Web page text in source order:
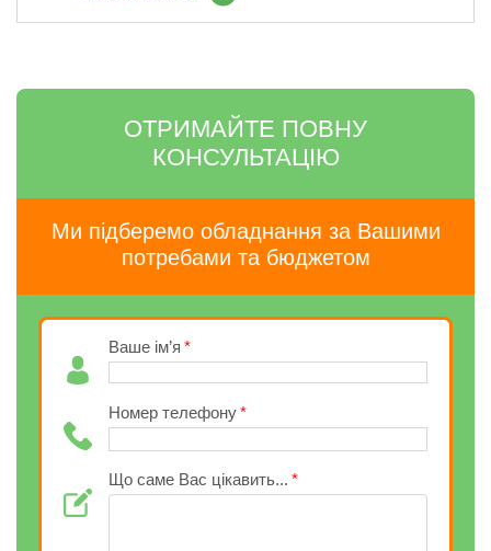
ОТРИМАЙТЕ ПОВНУ
КОНСУЛЬТАЦІЮ
Ми підберемо обладнання за Вашими
потребами та бюджетом
Ваше ім’я
Номер телефону
Що саме Вас цікавить...